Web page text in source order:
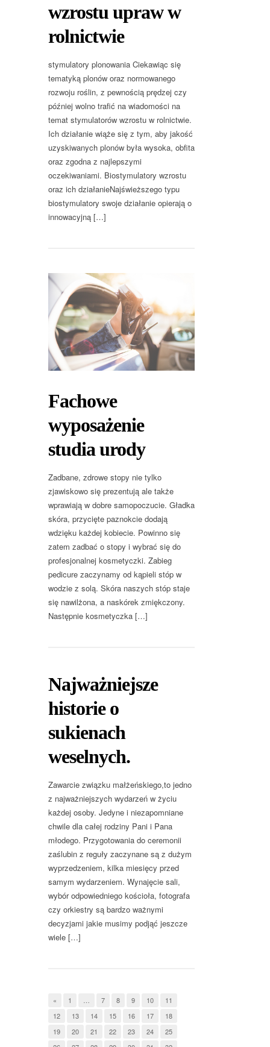
wzrostu upraw w
rolnictwie
stymulatory plonowania Ciekawiąc się
tematyką plonów oraz normowanego
rozwoju roślin, z pewnością prędzej czy
później wolno trafić na wiadomości na
temat stymulatorów wzrostu w rolnictwie.
Ich działanie wiąże się z tym, aby jakość
uzyskiwanych plonów była wysoka, obfita
oraz zgodna z najlepszymi
oczekiwaniami. Biostymulatory wzrostu
oraz ich działanieNajświeższego typu
biostymulatory swoje działanie opierają o
innowacyjną […]
Fachowe
wyposażenie
studia urody
Zadbane, zdrowe stopy nie tylko
zjawiskowo się prezentują ale także
wprawiają w dobre samopoczucie. Gładka
skóra, przycięte paznokcie dodają
wdzięku każdej kobiecie. Powinno się
zatem zadbać o stopy i wybrać się do
profesjonalnej kosmetyczki. Zabieg
pedicure zaczynamy od kąpieli stóp w
wodzie z solą. Skóra naszych stóp staje
się nawilżona, a naskórek zmiękczony.
Następnie kosmetyczka […]
Najważniejsze
historie o
sukienach
weselnych.
Zawarcie związku małżeńskiego,to jedno
z najważniejszych wydarzeń w życiu
każdej osoby. Jedyne i niezapomniane
chwile dla całej rodziny Pani i Pana
młodego. Przygotowania do ceremonii
zaślubin z reguły zaczynane są z dużym
wyprzedzeniem, kilka miesięcy przed
samym wydarzeniem. Wynajęcie sali,
wybór odpowiedniego kościoła, fotografa
czy orkiestry są bardzo ważnymi
decyzjami jakie musimy podjąć jeszcze
wiele […]
« 1 7 8 9 10
11
12
13 14 15 16 17
18
19
20 21 22 23 24
25